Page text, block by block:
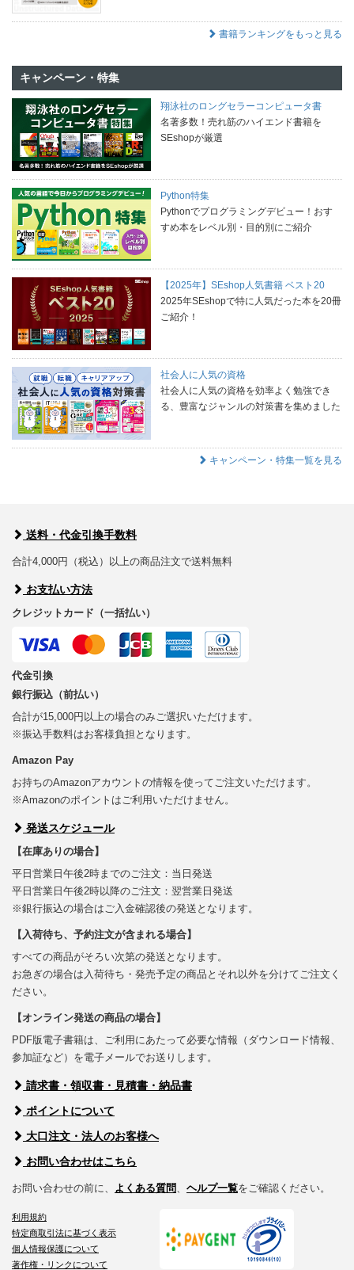
書籍ランキングをもっと見る
キャンペーン・特集
翔泳社のロングセラーコンピュータ書
名著多数！売れ筋のハイエンド書籍を
SEshopが厳選
Python特集
Pythonでプログラミングデビュー！おす
すめ本をレベル別・目的別にご紹介
【2025年】SEshop人気書籍 ベスト20
2025年SEshopで特に人気だった本を20冊
ご紹介！
社会人に人気の資格
社会人に人気の資格を効率よく勉強でき
る、豊富なジャンルの対策書を集めました
キャンペーン・特集一覧を見る
送料・代金引換手数料
合計4,000円（税込）以上の商品注文で送料無料
お支払い方法
クレジットカード（一括払い）
代金引換
銀行振込（前払い）
合計が15,000円以上の場合のみご選択いただけます。
※振込手数料はお客様負担となります。
Amazon Pay
お持ちのAmazonアカウントの情報を使ってご注文いただけます。
※Amazonのポイントはご利用いただけません。
発送スケジュール
【在庫ありの場合】
平日営業日午後2時までのご注文：当日発送
平日営業日午後2時以降のご注文：翌営業日発送
※銀行振込の場合はご入金確認後の発送となります。
【入荷待ち、予約注文が含まれる場合】
すべての商品がそろい次第の発送となります。
お急ぎの場合は入荷待ち・発売予定の商品とそれ以外を分けてご注文く
ださい。
【オンライン発送の商品の場合】
PDF版電子書籍は、ご利用にあたって必要な情報（ダウンロード情報、
参加証など）を電子メールでお送りします。
請求書・領収書・見積書・納品書
ポイントについて
大口注文・法人のお客様へ
お問い合わせはこちら
お問い合わせの前に、 よくある質問、 ヘルプ一覧をご確認ください。
利用規約
特定商取引法に基づく表示
個人情報保護について
著作権・リンクについて